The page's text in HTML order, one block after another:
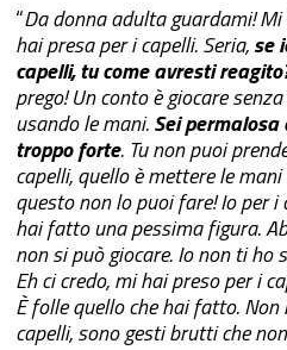
“Da donna adulta guardami!
hai presa per i capelli. Seria,se
capelli, tu come avresti
prego! Un conto è giocare
usando le mani.Sei
troppo forte. Tu non puoi
capelli, quello è mettere le
questo non lo puoi fare! Io per
hai fatto una pessima figura.
non si può giocare. Io non ti
Eh ci credo, mi hai preso per i
È folle quello che hai fatto.
capelli, sono gesti brutti che